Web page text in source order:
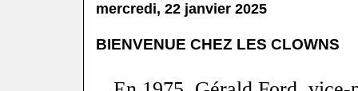
mercredi, 22 janvier 2025
BIENVENUE CHEZ LES CLOWNS